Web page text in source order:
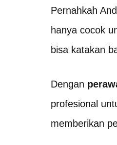
Pernahkah
hanya cocok
bisa katakan
Dengan
profesional
memberikan